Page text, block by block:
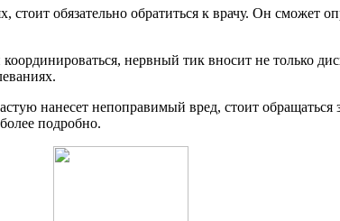
обязательно обратиться к врачу. Он сможет
нервный тик вносит не только
нанесет непоправимый вред, стоит обращаться
подробно.